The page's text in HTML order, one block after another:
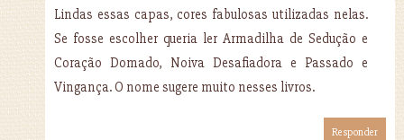
Lindas essas capas, cores fabulosas utilizadas nelas.
Se fosse escolher queria ler Armadilha de Sedução e
Coração Domado, Noiva Desafiadora e Passado e
Vingança. O nome sugere muito nesses livros.
Responder